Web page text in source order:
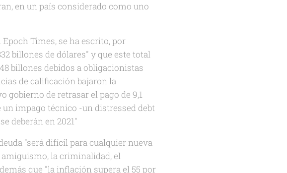
en un país considerado como uno
Times, se ha escrito, por
billones de dólares" y que este total
billones debidos a obligacionistas
de calificación bajaron la
gobierno de retrasar el pago de 9,1
impago técnico -un distressed debt
deberán en 2021"
"será difícil para cualquier nueva
la criminalidad, el
que "la inflación supera el 55 por